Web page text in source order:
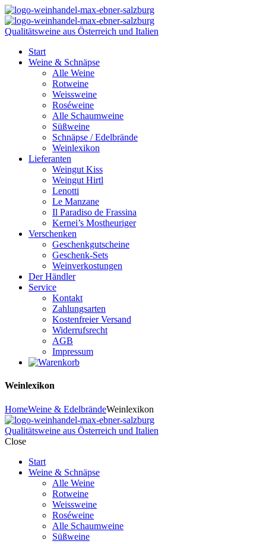
Qualitätsweine aus Österreich und Italien
Start
Weine & Schnäpse
Alle Weine
Rotweine
Weissweine
Roséweine
Alle Schaumweine
Süßweine
Schnäpse / Edelbrände
Weinlexikon
Lieferanten
Weingut Kiss
Weingut Hirtl
Lenotti
Le Manzane
Il Paradiso de Frassina
Kernei’s Mostheuriger
Verschenken
Geschenkgutscheine
Geschenk-Sets
Weinverkostungen
Der Händler
Service
Kontakt
Zahlungsarten
Kostenfreier Versand
Widerrufsrecht
AGB
Impressum
Weinlexikon
HomeWeine & EdelbrändeWeinlexikon
Qualitätsweine aus Österreich und Italien
Close
Start
Weine & Schnäpse
Alle Weine
Rotweine
Weissweine
Roséweine
Alle Schaumweine
Süßweine